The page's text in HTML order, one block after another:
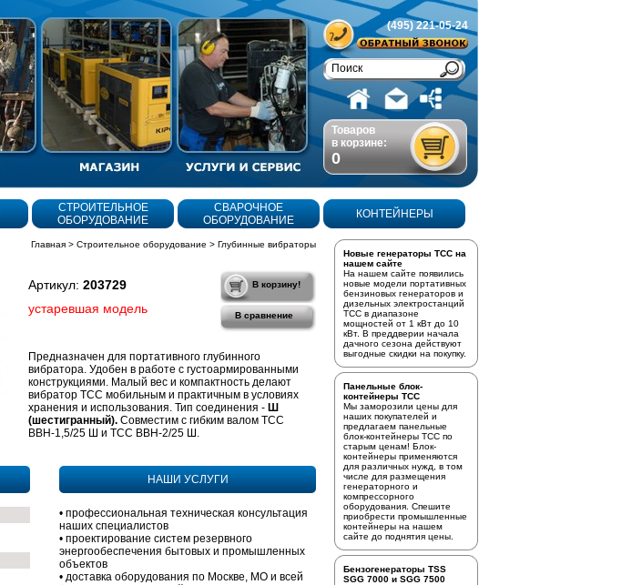
(495) 221-05-24
Товаров
в корзине:
0
СТРОИТЕЛЬНОЕ
ОБОРУДОВАНИЕ
СВАРОЧНОЕ
ОБОРУДОВАНИЕ
КОНТЕЙНЕРЫ
Главная > Строительное оборудование > Глубинные вибраторы
Артикул: 203729
устаревшая модель
В корзину!
В сравнение
Предназначен для портативного глубинного
вибратора. Удобен в работе с густоармированными
конструкциями. Малый вес и компактность делают
вибратор ТСС мобильным и практичным в условиях
хранения и использования. Тип соединения - Ш
(шестигранный). Совместим с гибким валом ТСС
ВВН-1,5/25 Ш и ТСС ВВН-2/25 Ш.
НАШИ УСЛУГИ
• профессиональная техническая консультация
наших специалистов
• проектирование систем резервного
энергообеспечения бытовых и промышленных
объектов
• доставка оборудования по Москве, МО и всей
Новые генераторы ТСС на
нашем сайте
На нашем сайте появились
новые модели портативных
бензиновых генераторов и
дизельных электростанций
ТСС в диапазоне
мощностей от 1 кВт до 10
кВт. В преддверии начала
дачного сезона действуют
выгодные скидки на покупку.
Панельные блок-
контейнеры ТСС
Мы заморозили цены для
наших покупателей и
предлагаем панельные
блок-контейнеры ТСС по
старым ценам! Блок-
контейнеры применяются
для различных нужд, в том
числе для размещения
генераторного и
компрессорного
оборудования. Спешите
приобрести промышленные
контейнеры на нашем
сайте до поднятия цены.
Бензогенераторы TSS
SGG 7000 и SGG 7500